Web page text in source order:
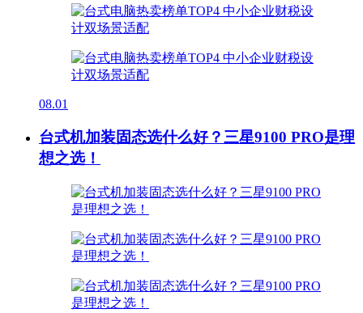
08.01
台式机加装固态选什么好？三星9100 PRO是理
想之选！